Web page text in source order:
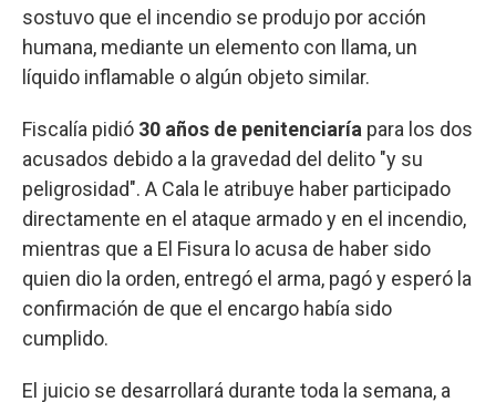
sostuvo que el incendio se produjo por acción
humana, mediante un elemento con llama, un
líquido inflamable o algún objeto similar.
Fiscalía pidió 30 años de penitenciaría para los dos
acusados debido a la gravedad del delito "y su
peligrosidad". A Cala le atribuye haber participado
directamente en el ataque armado y en el incendio,
mientras que a El Fisura lo acusa de haber sido
quien dio la orden, entregó el arma, pagó y esperó la
confirmación de que el encargo había sido
cumplido.
El juicio se desarrollará durante toda la semana, a